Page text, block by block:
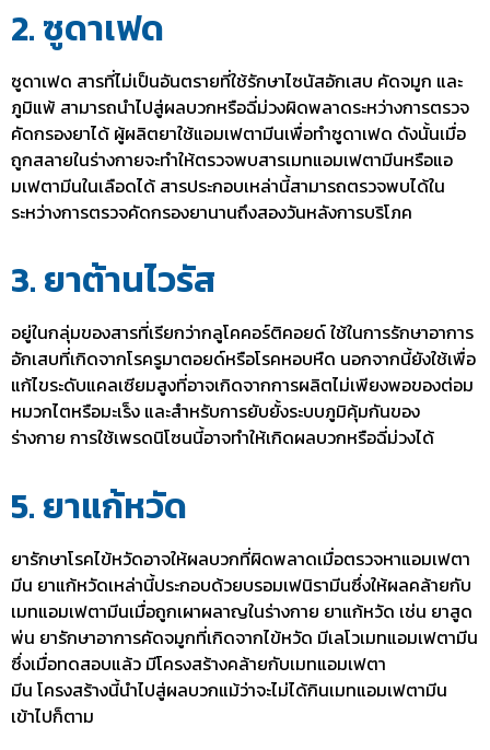
2. ซูดาเฟด
ซูดาเฟด สารที่ไม่เป็นอันตรายที่ใช้รักษาไซนัสอักเสบ คัดจมูก และ
ภูมิแพ้ สามารถนำไปสู่ผลบวกหรือฉี่ม่วงผิดพลาดระหว่างการตรวจ
คัดกรองยาได้ ผู้ผลิตยาใช้แอมเฟตามีนเพื่อทำซูดาเฟด ดังนั้นเมื่อ
ถูกสลายในร่างกายจะทำให้ตรวจพบสารเมทแอมเฟตามีนหรือแอ
มเฟตามีนในเลือดได้ สารประกอบเหล่านี้สามารถตรวจพบได้ใน
ระหว่างการตรวจคัดกรองยานานถึงสองวันหลังการบริโภค
3. ยาต้านไวรัส
อยู่ในกลุ่มของสารที่เรียกว่ากลูโคคอร์ติคอยด์ ใช้ในการรักษาอาการ
อักเสบที่เกิดจากโรครูมาตอยด์หรือโรคหอบหืด นอกจากนี้ยังใช้เพื่อ
แก้ไขระดับแคลเซียมสูงที่อาจเกิดจากการผลิตไม่เพียงพอของต่อม
หมวกไตหรือมะเร็ง และสำหรับการยับยั้งระบบภูมิคุ้มกันของ
ร่างกาย การใช้เพรดนิโซนนี้อาจทำให้เกิดผลบวกหรือฉี่ม่วงได้
5. ยาแก้หวัด
ยารักษาโรคไข้หวัดอาจให้ผลบวกที่ผิดพลาดเมื่อตรวจหาแอมเฟตา
มีน ยาแก้หวัดเหล่านี้ประกอบด้วยบรอมเฟนิรามีนซึ่งให้ผลคล้ายกับ
เมทแอมเฟตามีนเมื่อถูกเผาผลาญในร่างกาย ยาแก้หวัด เช่น ยาสูด
พ่น ยารักษาอาการคัดจมูกที่เกิดจากไข้หวัด มีเลโวเมทแอมเฟตามีน
ซึ่งเมื่อทดสอบแล้ว มีโครงสร้างคล้ายกับเมทแอมเฟตา
มีน โครงสร้างนี้นำไปสู่ผลบวกแม้ว่าจะไม่ได้กินเมทแอมเฟตามีน
เข้าไปก็ตาม